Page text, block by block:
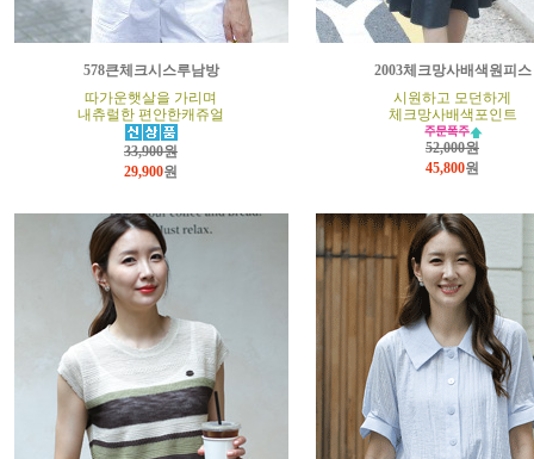
578큰체크시스루남방
따가운햇살을 가리며
내츄럴한 편안한캐쥬얼
33,900원
29,900원
2003체크망사배색원피스
시원하고 모던하게
체크망사배색포인트
52,000원
45,800원